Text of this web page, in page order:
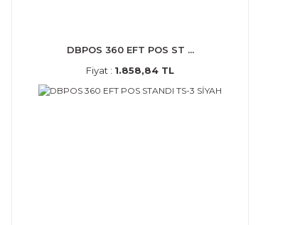
DBPOS 360 EFT POS ST ...
Fiyat : 1.858,84 TL